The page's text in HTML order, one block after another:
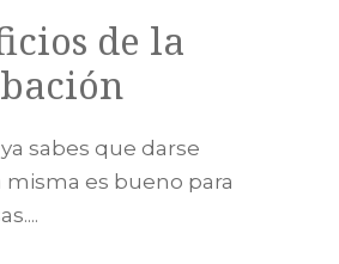
de la
sabes que darse
misma es bueno para